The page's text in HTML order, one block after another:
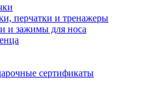
перчатки и тренажеры
и зажимы для носа
сертификаты